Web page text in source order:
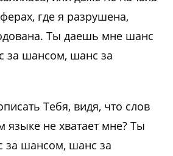
где я разрушена,
Ты даешь мне шанс
за шансом, шанс за
Тебя, видя, что слов
языке не хватает мне? Ты
шансом, шанс за